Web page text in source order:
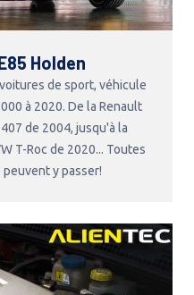
Holden
de sport, véhicule
à 2020. De la Renault
de 2004, jusqu'à la
T-Roc de 2020... Toutes
y passer!